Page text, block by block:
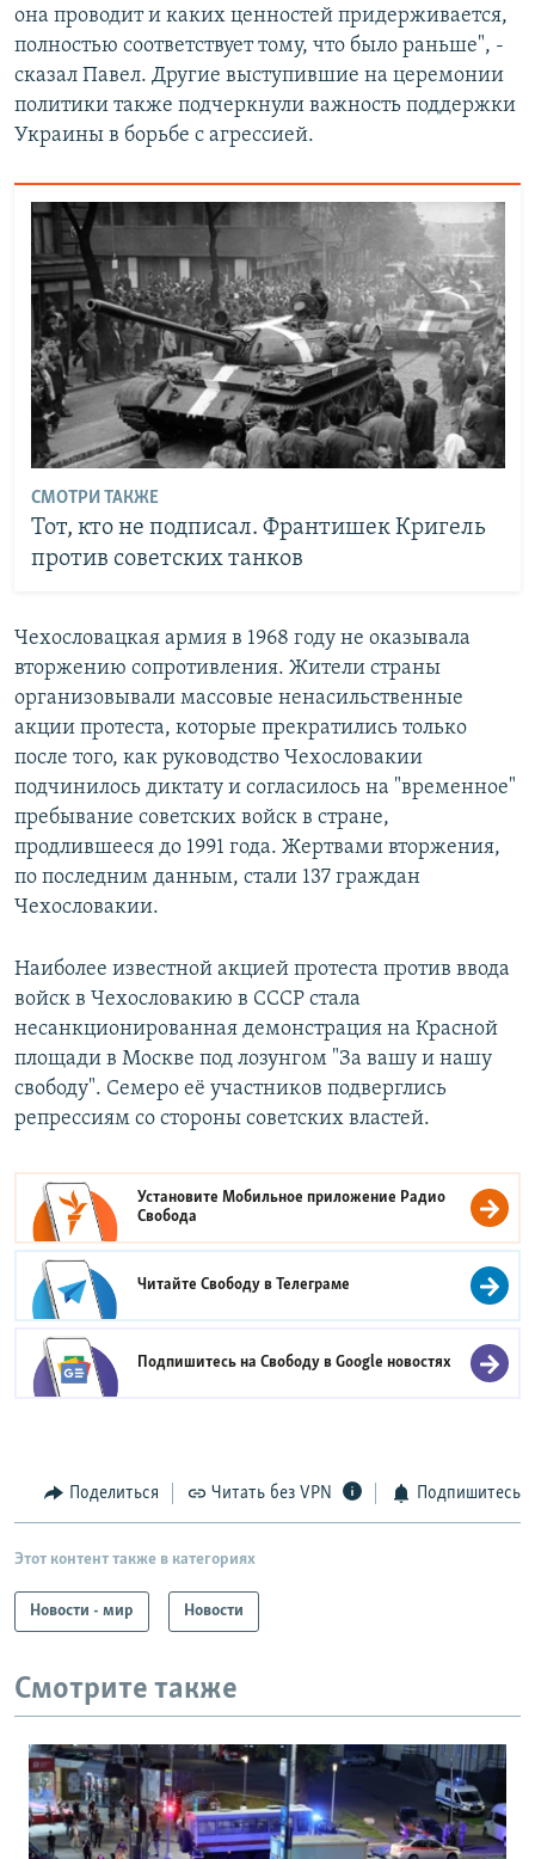
она проводит и каких ценностей придерживается,
полностью соответствует тому, что было раньше", -
сказал Павел. Другие выступившие на церемонии
политики также подчеркнули важность поддержки
Украины в борьбе с агрессией.
СМОТРИ ТАКЖЕ
Тот, кто не подписал. Франтишек Кригель
против советских танков
Чехословацкая армия в 1968 году не оказывала
вторжению сопротивления. Жители страны
организовывали массовые ненасильственные
акции протеста, которые прекратились только
после того, как руководство Чехословакии
подчинилось диктату и согласилось на "временное"
пребывание советских войск в стране,
продлившееся до 1991 года. Жертвами вторжения,
по последним данным, стали 137 граждан
Чехословакии.
Наиболее известной акцией протеста против ввода
войск в Чехословакию в СССР стала
несанкционированная демонстрация на Красной
площади в Москве под лозунгом "За вашу и нашу
свободу". Семеро её участников подверглись
репрессиям со стороны советских властей.
Установите Мобильное приложение Радио
Свобода
Читайте Свободу вТелеграме
Подпишитесь на Свободу вGoogle новостях
Поделиться Читать без VPN Подпишитесь
Этот контент также в категориях
Новости - мир Новости
Смотрите также